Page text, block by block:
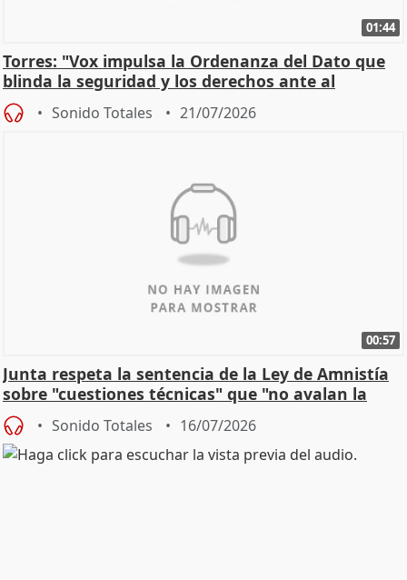
01:44
Torres: "Vox impulsa la Ordenanza del Dato que
blinda la seguridad y los derechos ante al
control"
Sonido Totales 21/07/2026
00:57
Junta respeta la sentencia de la Ley de Amnistía
sobre "cuestiones técnicas" que "no avalan la
const
Sonido Totales 16/07/2026